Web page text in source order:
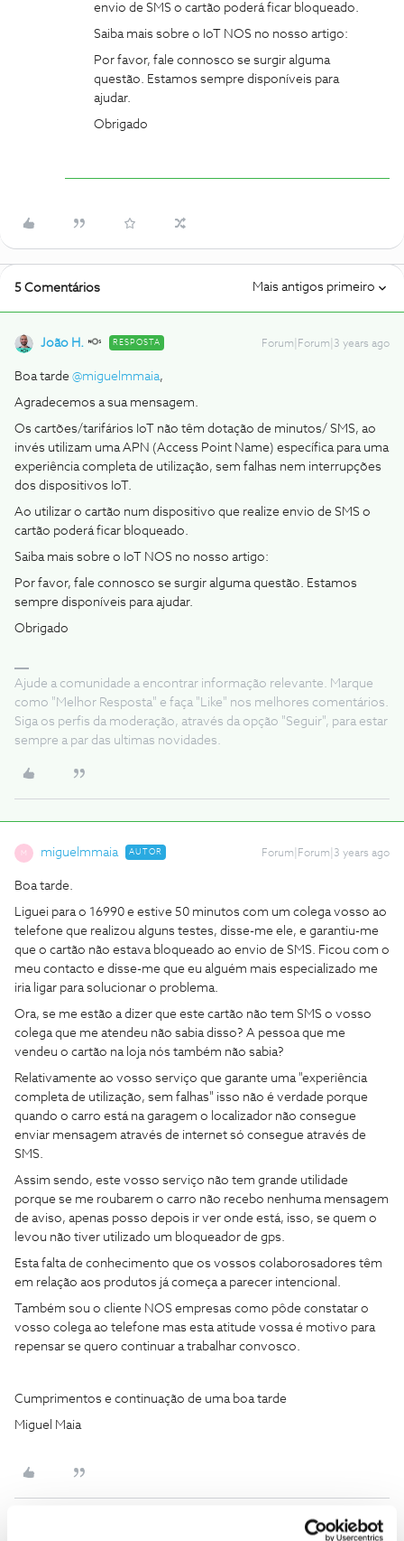
envio de SMS o cartão poderá ficar bloqueado.
Saiba mais sobre o IoT NOS no nosso artigo:
Por favor, fale connosco se surgir alguma
questão. Estamos sempre disponíveis para
ajudar.
Obrigado
5 Comentários Mais antigos primeiro
João H. RESPOSTA Forum|Forum|3 years ago
Boa tarde @miguelmmaia,
Agradecemos a sua mensagem.
Os cartões/tarifários IoT não têm dotação de minutos/ SMS, ao
invés utilizam uma APN (Access Point Name) específica para uma
experiência completa de utilização, sem falhas nem interrupções
dos dispositivos IoT.
Ao utilizar o cartão num dispositivo que realize envio de SMS o
cartão poderá ficar bloqueado.
Saiba mais sobre o IoT NOS no nosso artigo:
Por favor, fale connosco se surgir alguma questão. Estamos
sempre disponíveis para ajudar.
Obrigado
Ajude a comunidade a encontrar informação relevante. Marque
como "Melhor Resposta" e faça "Like" nos melhores comentários.
Siga os perfis da moderação, através da opção "Seguir", para estar
sempre a par das ultimas novidades.
M miguelmmaia AUTOR Forum|Forum|3 years ago
Boa tarde.
Liguei para o 16990 e estive 50 minutos com um colega vosso ao
telefone que realizou alguns testes, disse-me ele, e garantiu-me
que o cartão não estava bloqueado ao envio de SMS. Ficou com o
meu contacto e disse-me que eu alguém mais especializado me
iria ligar para solucionar o problema.
Ora, se me estão a dizer que este cartão não tem SMS o vosso
colega que me atendeu não sabia disso? A pessoa que me
vendeu o cartão na loja nós também não sabia?
Relativamente ao vosso serviço que garante uma "experiência
completa de utilização, sem falhas" isso não é verdade porque
quando o carro está na garagem o localizador não consegue
enviar mensagem através de internet só consegue através de
SMS.
Assim sendo, este vosso serviço não tem grande utilidade
porque se me roubarem o carro não recebo nenhuma mensagem
de aviso, apenas posso depois ir ver onde está, isso, se quem o
levou não tiver utilizado um bloqueador de gps.
Esta falta de conhecimento que os vossos colaborosadores têm
em relação aos produtos já começa a parecer intencional.
Também sou o cliente NOS empresas como pôde constatar o
vosso colega ao telefone mas esta atitude vossa é motivo para
repensar se quero continuar a trabalhar convosco.
Cumprimentos e continuação de uma boa tarde
Miguel Maia